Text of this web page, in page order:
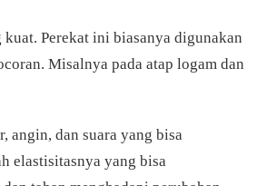
Perekat ini biasanya digunakan
Misalnya pada atap logam dan
angin, dan suara yang bisa
elastisitasnya yang bisa